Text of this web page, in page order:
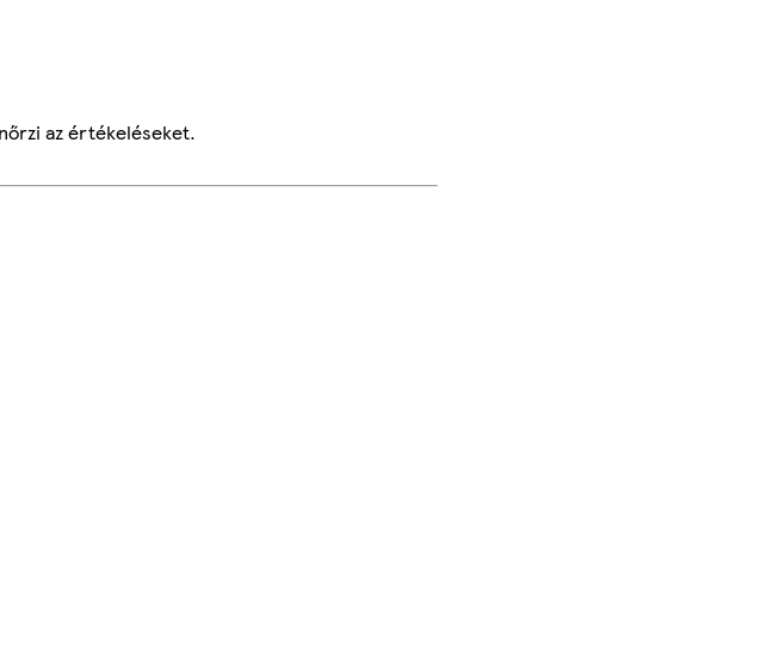
az értékeléseket.